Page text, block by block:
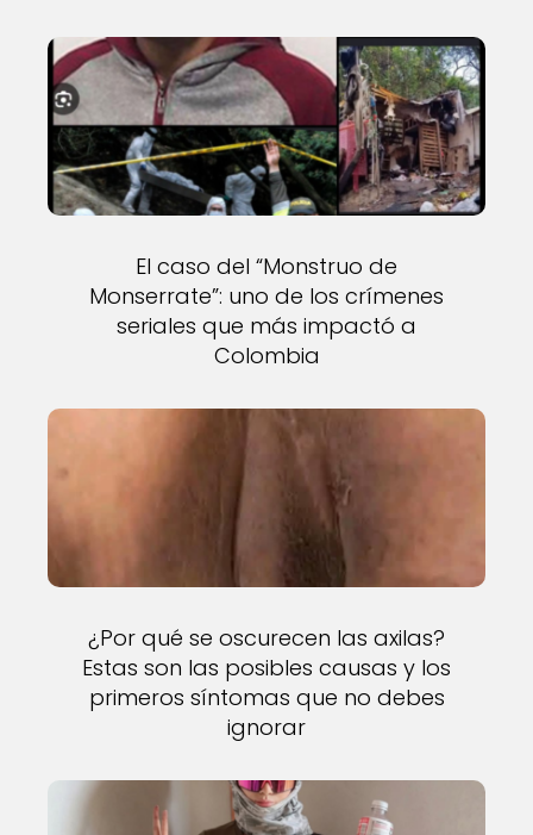
El caso del “Monstruo de
Monserrate”: uno de los crímenes
seriales que más impactó a
Colombia
¿Por qué se oscurecen las axilas?
Estas son las posibles causas y los
primeros síntomas que no debes
ignorar